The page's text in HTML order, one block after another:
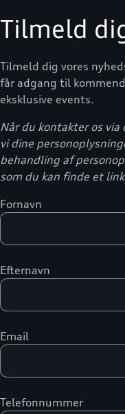
Tilmeld
Tilmeld dig vores
får adgang til
eksklusive events.
Når du kontakter os
vi dine
behandling af
som du kan finde et
Fornavn
Efternavn
Email
Telefonnummer